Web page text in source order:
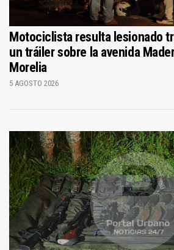
Motociclista resulta lesionado
un tráiler sobre la avenida
Morelia
5 AGOSTO 2026